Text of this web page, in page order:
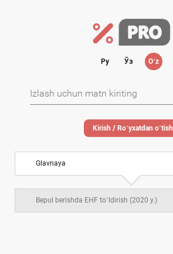
Ру Ўз Oʻz
Kirish / Roʻyхatdan oʻtish
Glavnaya
Bepul berishda EHF toʻldirish (2020 y.)